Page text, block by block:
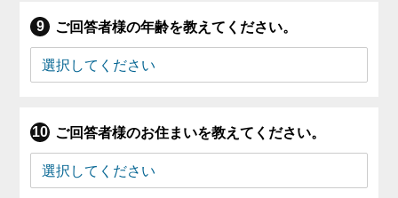
ご回答者様の年齢を教えてください。
ご回答者様のお住まいを教えてください。